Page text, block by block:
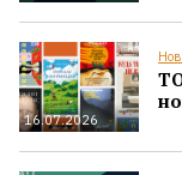
16.07.2026